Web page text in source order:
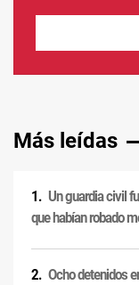
Más leídas
Un guardia civil
que habían robado
Ocho detenidos